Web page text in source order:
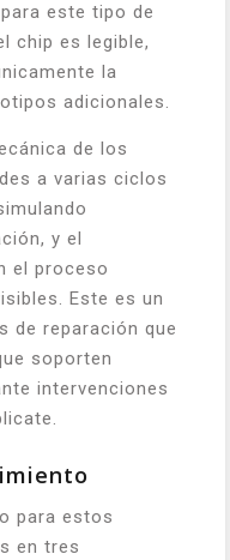
este tipo de
chip es legible,
la
adicionales.
de los
a varias ciclos
y el
el proceso
Este es un
de reparación que
soporten
intervenciones
para estos
en tres